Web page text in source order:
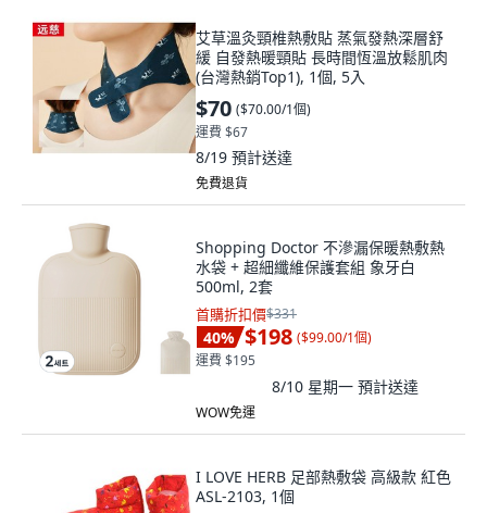
艾草溫灸頸椎熱敷貼 蒸氣發熱深層舒
緩 自發熱暖頸貼 長時間恆溫放鬆肌肉
(台灣熱銷Top1), 1個, 5入
$70 ($70.00/1個)
運費 $67
8/19 預計送達
免費退貨
Shopping Doctor 不滲漏保暖熱敷熱
水袋 + 超細纖維保護套組 象牙白
500ml, 2套
首購折扣價$331
40% $198 ($99.00/1個)
運費 $195
8/10 星期一 預計送達
WOW免運
I LOVE HERB 足部熱敷袋 高級款 紅色
ASL-2103, 1個